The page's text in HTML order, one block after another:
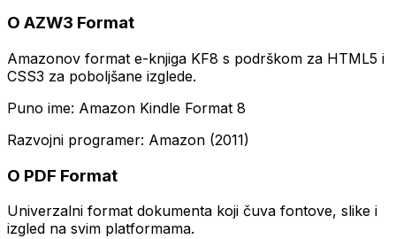
O AZW3 Format
Amazonov format e-knjiga KF8 s podrškom za HTML5 i
CSS3 za poboljšane izglede.
Puno ime: Amazon Kindle Format 8
Razvojni programer: Amazon (2011)
O PDF Format
Univerzalni format dokumenta koji čuva fontove, slike i
izgled na svim platformama.